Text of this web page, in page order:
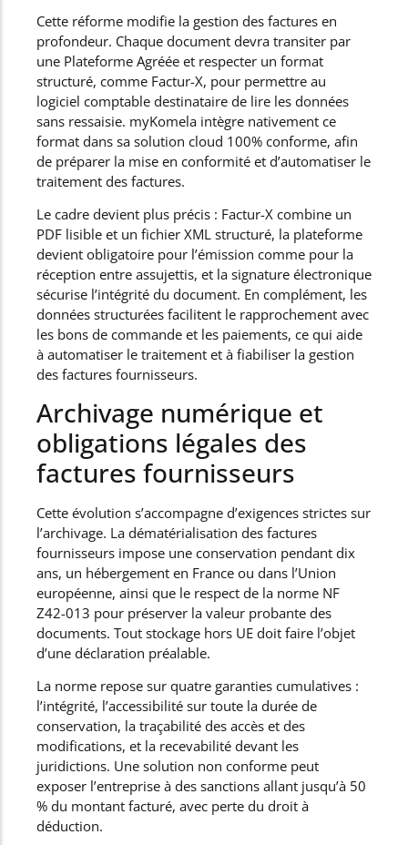
Cette réforme modifie la gestion des factures en
profondeur. Chaque document devra transiter par
une Plateforme Agréée et respecter un format
structuré, comme Factur-X, pour permettre au
logiciel comptable destinataire de lire les données
sans ressaisie. myKomela intègre nativement ce
format dans sa solution cloud 100% conforme, afin
de préparer la mise en conformité et d’automatiser le
traitement des factures.
Le cadre devient plus précis : Factur-X combine un
PDF lisible et un fichier XML structuré, la plateforme
devient obligatoire pour l’émission comme pour la
réception entre assujettis, et la signature électronique
sécurise l’intégrité du document. En complément, les
données structurées facilitent le rapprochement avec
les bons de commande et les paiements, ce qui aide
à automatiser le traitement et à fiabiliser la gestion
des factures fournisseurs.
Archivage numérique et
obligations légales des
factures fournisseurs
Cette évolution s’accompagne d’exigences strictes sur
l’archivage. La dématérialisation des factures
fournisseurs impose une conservation pendant dix
ans, un hébergement en France ou dans l’Union
européenne, ainsi que le respect de la norme NF
Z42-013 pour préserver la valeur probante des
documents. Tout stockage hors UE doit faire l’objet
d’une déclaration préalable.
La norme repose sur quatre garanties cumulatives :
l’intégrité, l’accessibilité sur toute la durée de
conservation, la traçabilité des accès et des
modifications, et la recevabilité devant les
juridictions. Une solution non conforme peut
exposer l’entreprise à des sanctions allant jusqu’à 50
% du montant facturé, avec perte du droit à
déduction.